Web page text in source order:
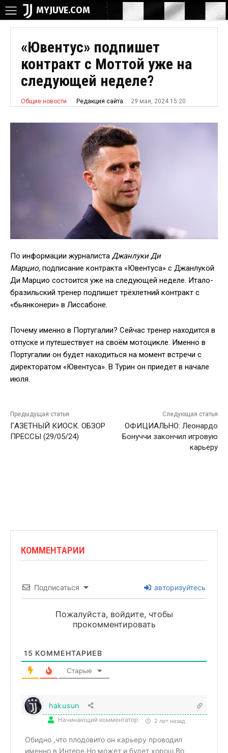
MYJUVE.COM
«Ювентус» подпишет
контракт с Моттой уже на
следующей неделе?
Общие новости Редакция сайта 29 мая, 2024 15:20
По информации журналиста Джанлуки Ди
Марцио, подписание контракта «Ювентуса» с Джанлукой
Ди Марцио состоится уже на следующей неделе. Итало-
бразильский тренер подпишет трёхлетний контракт с
«бьянконери» в Лиссабоне.
Почему именно в Португалии? Сейчас тренер находится в
отпуске и путешествует на своём мотоцикле. Именно в
Португалии он будет находиться на момент встречи с
директоратом «Ювентуса». В Турин он приедет в начале
июля.
Предыдущая статья
ГАЗЕТНЫЙ КИОСК. ОБЗОР
ПРЕССЫ (29/05/24)
Следующая статья
ОФИЦИАЛЬНО: Леонардо
Бонуччи закончил игровую
карьеру
КОММЕНТАРИИ
Подписаться авторизуйтесь
Пожалуйста, войдите, чтобы
прокомментировать
15 КОММЕНТАРИЕВ
Старые
hakusun
Начинающий комментатор 2 лет назад
Обидно ,что плодовито он карьеру проводил
именно в Интере.Но может и будет хорош.Во